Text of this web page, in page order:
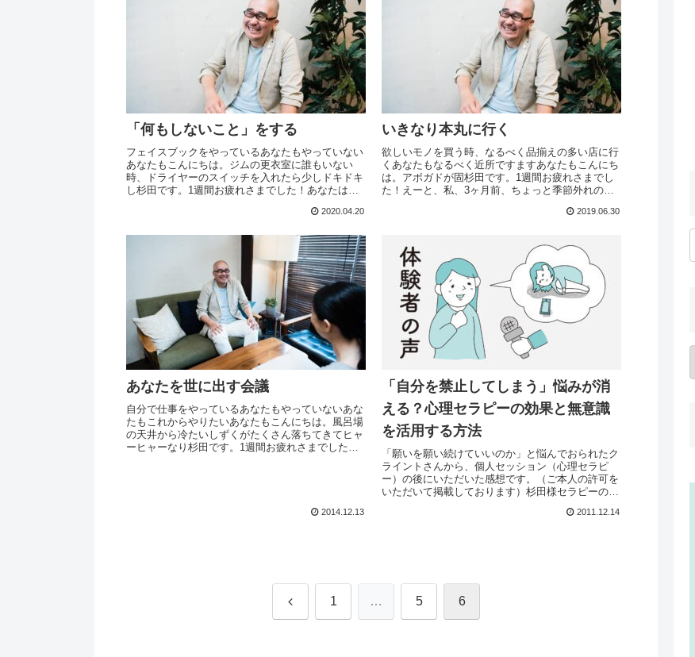
「何もしないこと」をする
フェイスブックをやっているあなたもやっていない
あなたもこんにちは。ジムの更衣室に誰もいない
時、ドライヤーのスイッチを入れたら少しドキドキ
し杉田です。1週間お疲れさまでした！あなたはフ
2020.04.20
いきなり本丸に行く
欲しいモノを買う時、なるべく品揃えの多い店に行
くあなたもなるべく近所ですますあなたもこんにち
は。アボガドが固杉田です。1週間お疲れさまでし
た！えーと、私、3ヶ月前、ちょっと季節外れの買
2019.06.30
あなたを世に出す会議
自分で仕事をやっているあなたもやっていないあな
たもこれからやりたいあなたもこんにちは。風呂場
の天井から冷たいしずくがたくさん落ちてきてヒャ
ーヒャーなり杉田です。1週間お疲れさまでした！
2014.12.13
「自分を禁止してしまう」悩みが消
える？心理セラピーの効果と無意識
を活用する方法
「願いを願い続けていいのか」と悩んでおられたク
ライントさんから、個人セッション（心理セラピ
ー）の後にいただいた感想です。（ご本人の許可を
いただいて掲載しております）杉田様セラピーの感
2011.12.14
前 1 … 5 6